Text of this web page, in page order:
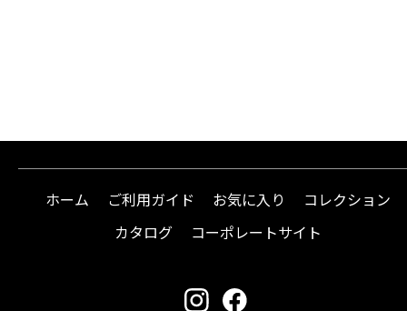
ホーム ご利用ガイド お気に入り
コレクション
カタログ
コーポレートサイト